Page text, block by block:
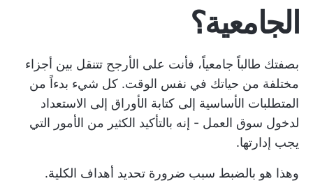
الجامعية؟
بصفتك طالباً جامعياً، فأنت على الأرجح تتنقل بين أجزاء
مختلفة من حياتك في نفس الوقت. كل شيء بدءاً من
المتطلبات الأساسية إلى كتابة الأوراق إلى الاستعداد
لدخول سوق العمل - إنه بالتأكيد الكثير من الأمور التي
يجب إدارتها.
وهذا هو بالضبط سبب ضرورة تحديد أهداف الكلية.